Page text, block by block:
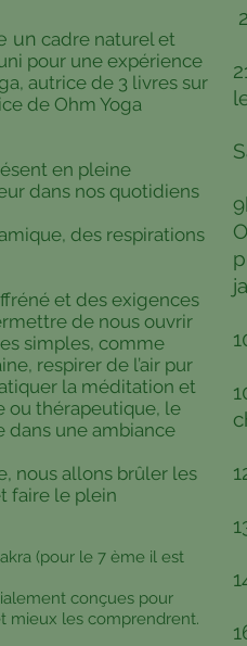
un cadre naturel et
pour une expérience
autrice de 3 livres sur
de Ohm Yoga
en pleine
dans nos quotidiens
des respirations
et des exigences
de nous ouvrir
simples, comme
respirer de l’air pur
la méditation et
ou thérapeutique, le
dans une ambiance
nous allons brûler les
faire le plein
(pour le 7 ème il est
conçues pour
mieux les comprendrent.